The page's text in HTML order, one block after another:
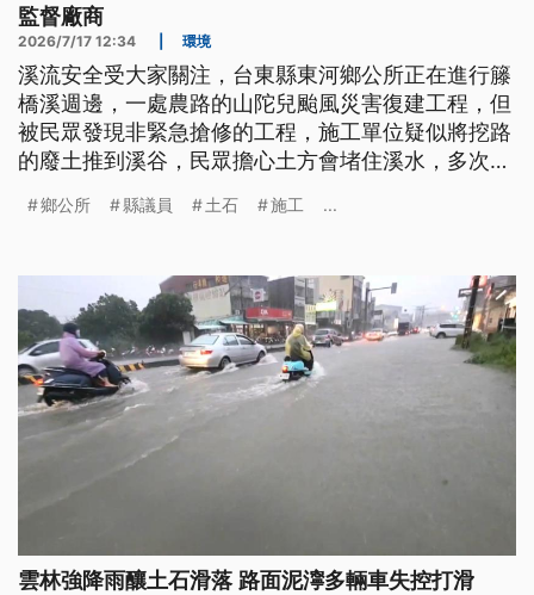
監督廠商
2026/7/17 12:34 環境
溪流安全受大家關注，台東縣東河鄉公所正在進行籐
橋溪週邊，一處農路的山陀兒颱風災害復建工程，但
被民眾發現非緊急搶修的工程，施工單位疑似將挖路
的廢土推到溪谷，民眾擔心土方會堵住溪水，多次向
和環保局到溪床會勘，發現有破碎過的水泥塊和柏油
會要求鄉公所監督施工廠商清除，避免溪流堵塞影響
安全和生態。
鄉公所 縣議員 土石 施工 ...
雲林強降雨釀土石滑落 路面泥濘多輛車失控打滑